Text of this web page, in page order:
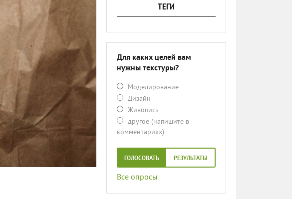
ТЕГИ
Для каких целей вам
нужны текстуры?
Моделирование
Дизайн
Живопись
другое (напишите в
комментариях)
ГОЛОСОВАТЬ РЕЗУЛЬТАТЫ
Все опросы